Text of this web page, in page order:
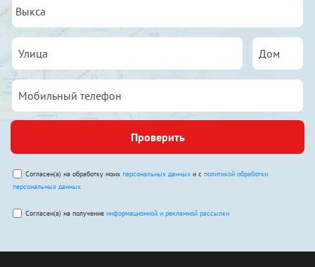
Проверить
Согласен(а) на обработку моих персональных данных и с политикой обработки
персональных данных
Согласен(а) на получение информационной и рекламной рассылки